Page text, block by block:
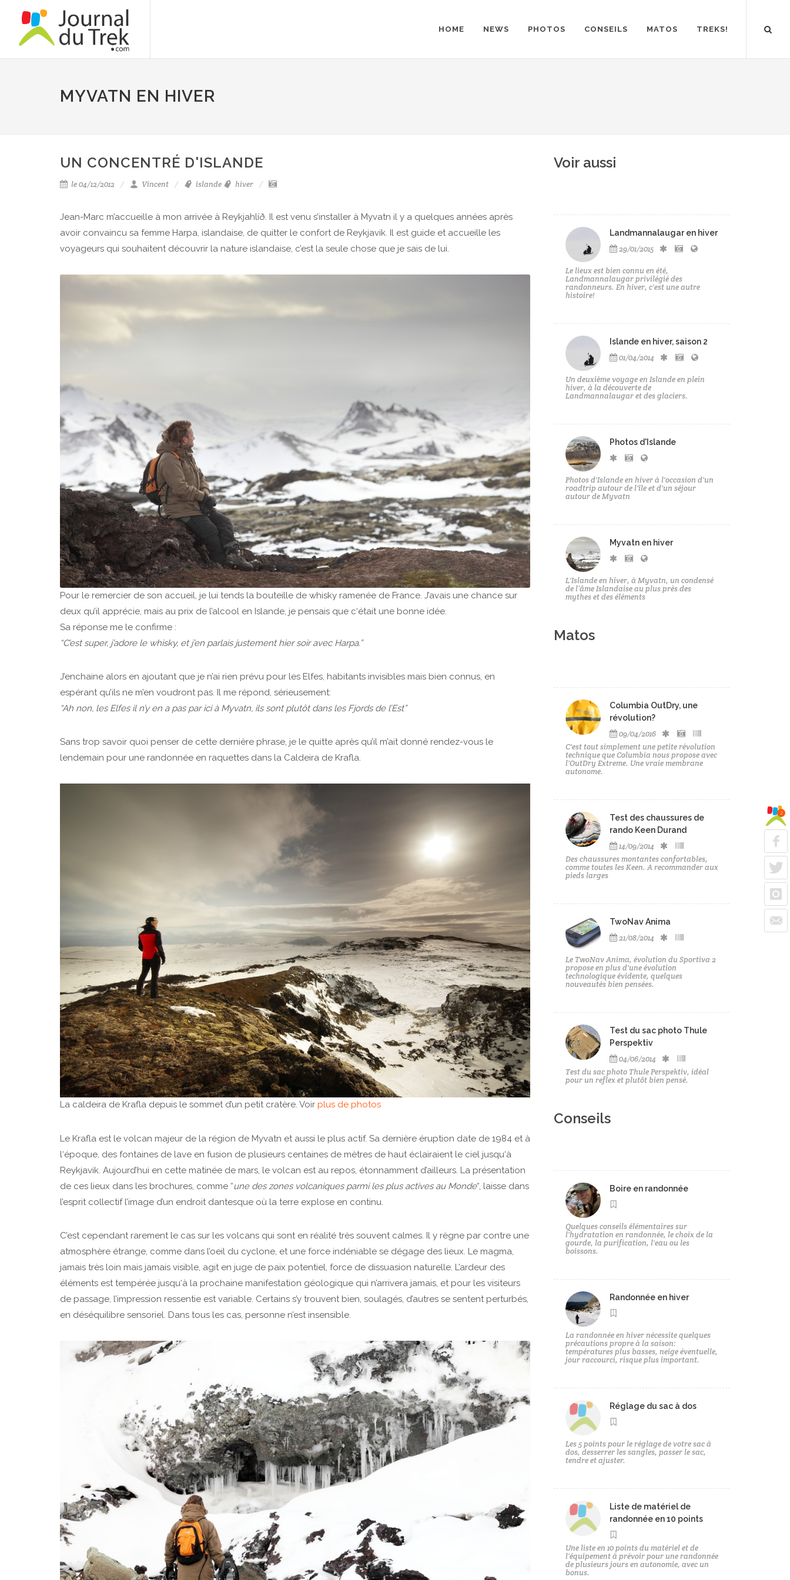
HOME NEWS PHOTOS CONSEILS MATOS TREKS!
MYVATN EN HIVER
UN CONCENTRÉ D'ISLANDE
le 04/12/2012 Vincent islande hiver
Jean-Marc m’accueille à mon arrivée à Reykjahlíð. Il est venu s’installer à Myvatn il y a quelques années après
avoir convaincu sa femme Harpa, islandaise, de quitter le confort de Reykjavik. Il est guide et accueille les
voyageurs qui souhaitent découvrir la nature islandaise, c’est la seule chose que je sais de lui.
Pour le remercier de son accueil, je lui tends la bouteille de whisky ramenée de France. J’avais une chance sur
deux qu’il apprécie, mais au prix de l’alcool en Islande, je pensais que c‘était une bonne idée.
Sa réponse me le confirme :
“C’est super, j’adore le whisky, et j’en parlais justement hier soir avec Harpa.”
J’enchaine alors en ajoutant que je n’ai rien prévu pour les Elfes, habitants invisibles mais bien connus, en
espérant qu’ils ne m’en voudront pas. Il me répond, sérieusement:
“Ah non, les Elfes il n’y en a pas par ici à Myvatn, ils sont plutôt dans les Fjords de l’Est”
Sans trop savoir quoi penser de cette dernière phrase, je le quitte après qu’il m’ait donné rendez-vous le
lendemain pour une randonnée en raquettes dans la Caldeira de Krafla.
La caldeira de Krafla depuis le sommet d’un petit cratère. Voir plus de photos
Le Krafla est le volcan majeur de la région de Myvatn et aussi le plus actif. Sa dernière éruption date de 1984 et à
l‘époque, des fontaines de lave en fusion de plusieurs centaines de mètres de haut éclairaient le ciel jusqu‘à
Reykjavik. Aujourd’hui en cette matinée de mars, le volcan est au repos, étonnamment d’ailleurs. La présentation
de ces lieux dans les brochures, comme “une des zones volcaniques parmi les plus actives au Monde“, laisse dans
l’esprit collectif l’image d’un endroit dantesque où la terre explose en continu.
C’est cependant rarement le cas sur les volcans qui sont en réalité très souvent calmes. Il y règne par contre une
atmosphère étrange, comme dans l’oeil du cyclone, et une force indéniable se dégage des lieux. Le magma,
jamais très loin mais jamais visible, agit en juge de paix potentiel, force de dissuasion naturelle. L’ardeur des
éléments est tempérée jusqu‘à la prochaine manifestation géologique qui n’arrivera jamais, et pour les visiteurs
de passage, l’impression ressentie est variable. Certains s’y trouvent bien, soulagés, d’autres se sentent perturbés,
en déséquilibre sensoriel. Dans tous les cas, personne n’est insensible.
Voir aussi
Landmannalaugar en hiver
29/01/2015
Le lieux est bien connu en été,
Landmannalaugar privilégié des
randonneurs. En hiver, c'est une autre
histoire!
Islande en hiver, saison 2
01/04/2014
Un deuxième voyage en Islande en plein
hiver, à la découverte de
Landmannalaugar et des glaciers.
Photos d'Islande
Photos d'Islande en hiver à l'occasion d'un
roadtrip autour de l'île et d'un séjour
autour de Myvatn
Myvatn en hiver
L'Islande en hiver, à Myvatn, un condensé
de l’âme Islandaise au plus près des
mythes et des éléments
Matos
Columbia OutDry, une
révolution?
09/04/2016
C'est tout simplement une petite révolution
technique que Columbia nous propose avec
l'OutDry Extreme. Une vraie membrane
autonome.
Test des chaussures de
rando Keen Durand
14/09/2014
Des chaussures montantes confortables,
comme toutes les Keen. A recommander aux
pieds larges
TwoNav Anima
21/08/2014
Le TwoNav Anima, évolution du Sportiva 2
propose en plus d'une évolution
technologique évidente, quelques
nouveautés bien pensées.
Test du sac photo Thule
Perspektiv
04/06/2014
Test du sac photo Thule Perspektiv, idéal
pour un reflex et plutôt bien pensé.
Conseils
Boire en randonnée
Quelques conseils élémentaires sur
l'hydratation en randonnée, le choix de la
gourde, la purification, l'eau ou les
boissons.
Randonnée en hiver
La randonnée en hiver nécessite quelques
précautions propre à la saison:
températures plus basses, neige éventuelle,
jour raccourci, risque plus important.
Réglage du sac à dos
Les 5 points pour le réglage de votre sac à
dos, desserrer les sangles, passer le sac,
tendre et ajuster.
Liste de matériel de
randonnée en 10 points
Une liste en 10 points du matériel et de
l'équipement à prévoir pour une randonnée
de plusieurs jours en autonomie, avec un
bonus.
2